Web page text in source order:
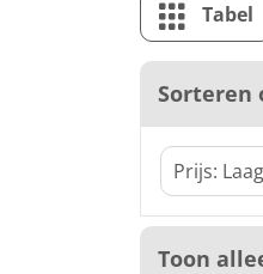
Tabel
Sorteren
Toon